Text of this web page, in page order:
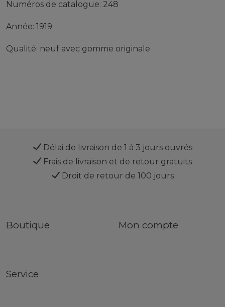
Numéros de catalogue: 248
Année: 1919
Qualité: neuf avec gomme originale
Délai de livraison de 1 à 3 jours ouvrés
Frais de livraison et de retour gratuits
Droit de retour de 100 jours
Boutique Mon compte
Service